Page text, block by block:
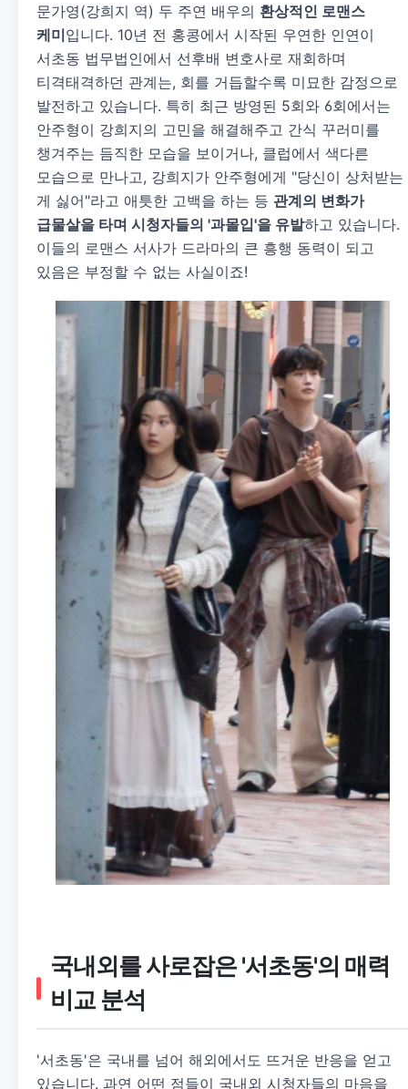
문가영(강희지 역) 두 주연 배우의 환상적인 로맨스
케미입니다. 10년 전 홍콩에서 시작된 우연한 인연이
서초동 법무법인에서 선후배 변호사로 재회하며
티격태격하던 관계는, 회를 거듭할수록 미묘한 감정으로
발전하고 있습니다. 특히 최근 방영된 5회와 6회에서는
안주형이 강희지의 고민을 해결해주고 간식 꾸러미를
챙겨주는 듬직한 모습을 보이거나, 클럽에서 색다른
모습으로 만나고, 강희지가 안주형에게 "당신이 상처받는
게 싫어"라고 애틋한 고백을 하는 등 관계의 변화가
급물살을 타며 시청자들의 '과몰입'을 유발하고 있습니다.
이들의 로맨스 서사가 드라마의 큰 흥행 동력이 되고
있음은 부정할 수 없는 사실이죠!
국내외를 사로잡은 '서초동'의 매력
비교 분석
'서초동'은 국내를 넘어 해외에서도 뜨거운 반응을 얻고
있습니다. 과연 어떤 점들이 국내외 시청자들의 마음을